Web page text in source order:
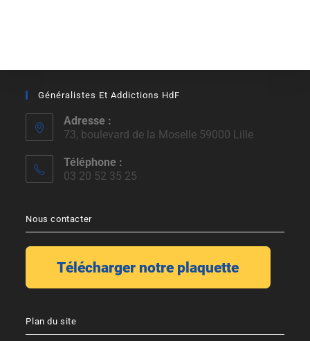
Généralistes Et Addictions HdF
Adresse :
73, boulevard de la Moselle 59000 Lille
Téléphone :
03 20 52 35 25
Nous contacter
Plan du site